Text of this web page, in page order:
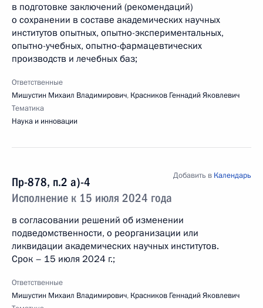
в подготовке заключений (рекомендаций)
о сохранении в составе академических научных
институтов опытных, опытно-экспериментальных,
опытно-учебных, опытно-фармацевтических
производств и лечебных баз;
Ответственные
Мишустин Михаил Владимирович, Красников Геннадий Яковлевич
Тематика
Наука и инновации
Пр-878, п.2 а)-4
Исполнение к 15 июля 2024 года
Добавить в Календарь
в согласовании решений об изменении
подведомственности, о реорганизации или
ликвидации академических научных институтов.
Срок – 15 июля 2024 г.;
Ответственные
Мишустин Михаил Владимирович, Красников Геннадий Яковлевич